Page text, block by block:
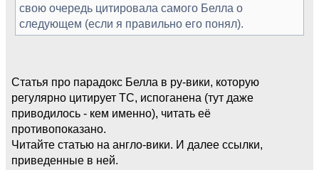
свою очередь цитировала самого Белла о
следующем (если я правильно его понял).
Статья про парадокс Белла в ру-вики, которую
регулярно цитирует ТС, испоганена (тут даже
приводилось - кем именно), читать её
противопоказано.
Читайте статью на англо-вики. И далее ссылки,
приведенные в ней.